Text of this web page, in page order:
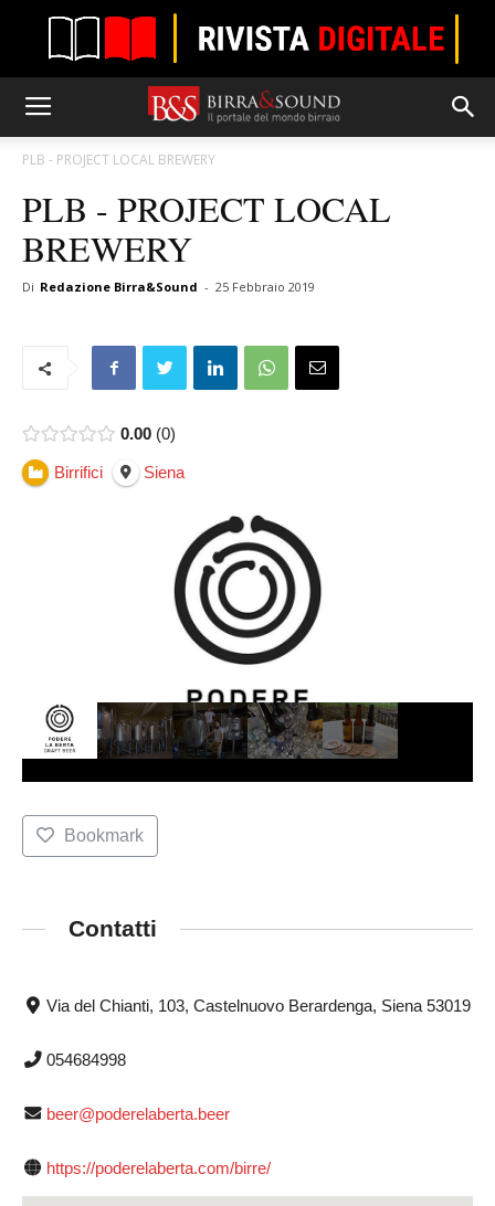
PLB - PROJECT LOCAL BREWERY
PLB - PROJECT LOCAL
BREWERY
Di Redazione Birra&Sound - 25 Febbraio 2019
0.00 0
Birrifici Siena
Bookmark
Contatti
Via del Chianti, 103, Castelnuovo Berardenga, Siena 53019
054684998
beer@poderelaberta.beer
https://poderelaberta.com/birre/